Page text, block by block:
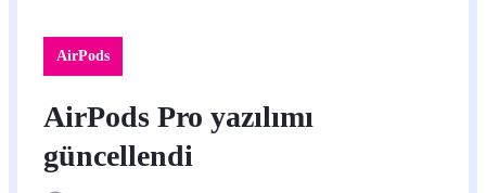
AirPods
AirPods Pro yazılımı
güncellendi